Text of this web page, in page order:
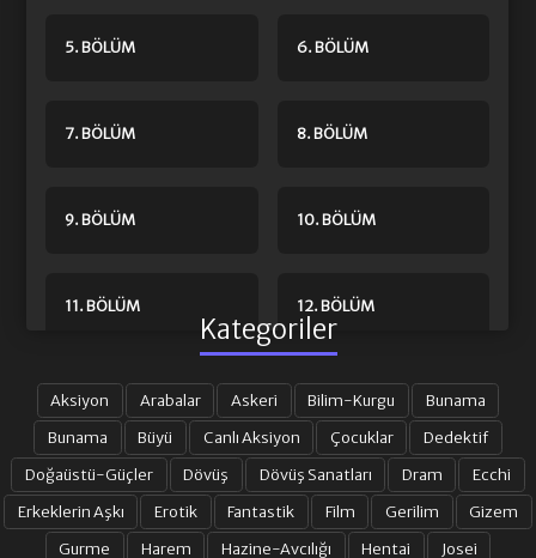
5. BÖLÜM 6. BÖLÜM
7. BÖLÜM 8. BÖLÜM
9. BÖLÜM 10. BÖLÜM
11. BÖLÜM 12. BÖLÜM
13. BÖLÜM 14. BÖLÜM
15. BÖLÜM 16. BÖLÜM FINAL
Kategoriler
Aksiyon Arabalar Askeri Bilim-Kurgu
Bunama
Bunama
Büyü Canlı Aksiyon Çocuklar
Dedektif
Doğaüstü-Güçler
Dövüş Dövüş Sanatları Dram
Ecchi
Erkeklerin Aşkı
Erotik Fantastik Film Gerilim
Gizem
Gurme
Harem Hazine-Avcılığı Hentai Josei